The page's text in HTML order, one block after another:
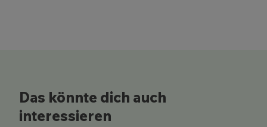
Das könnte dich auch
interessieren